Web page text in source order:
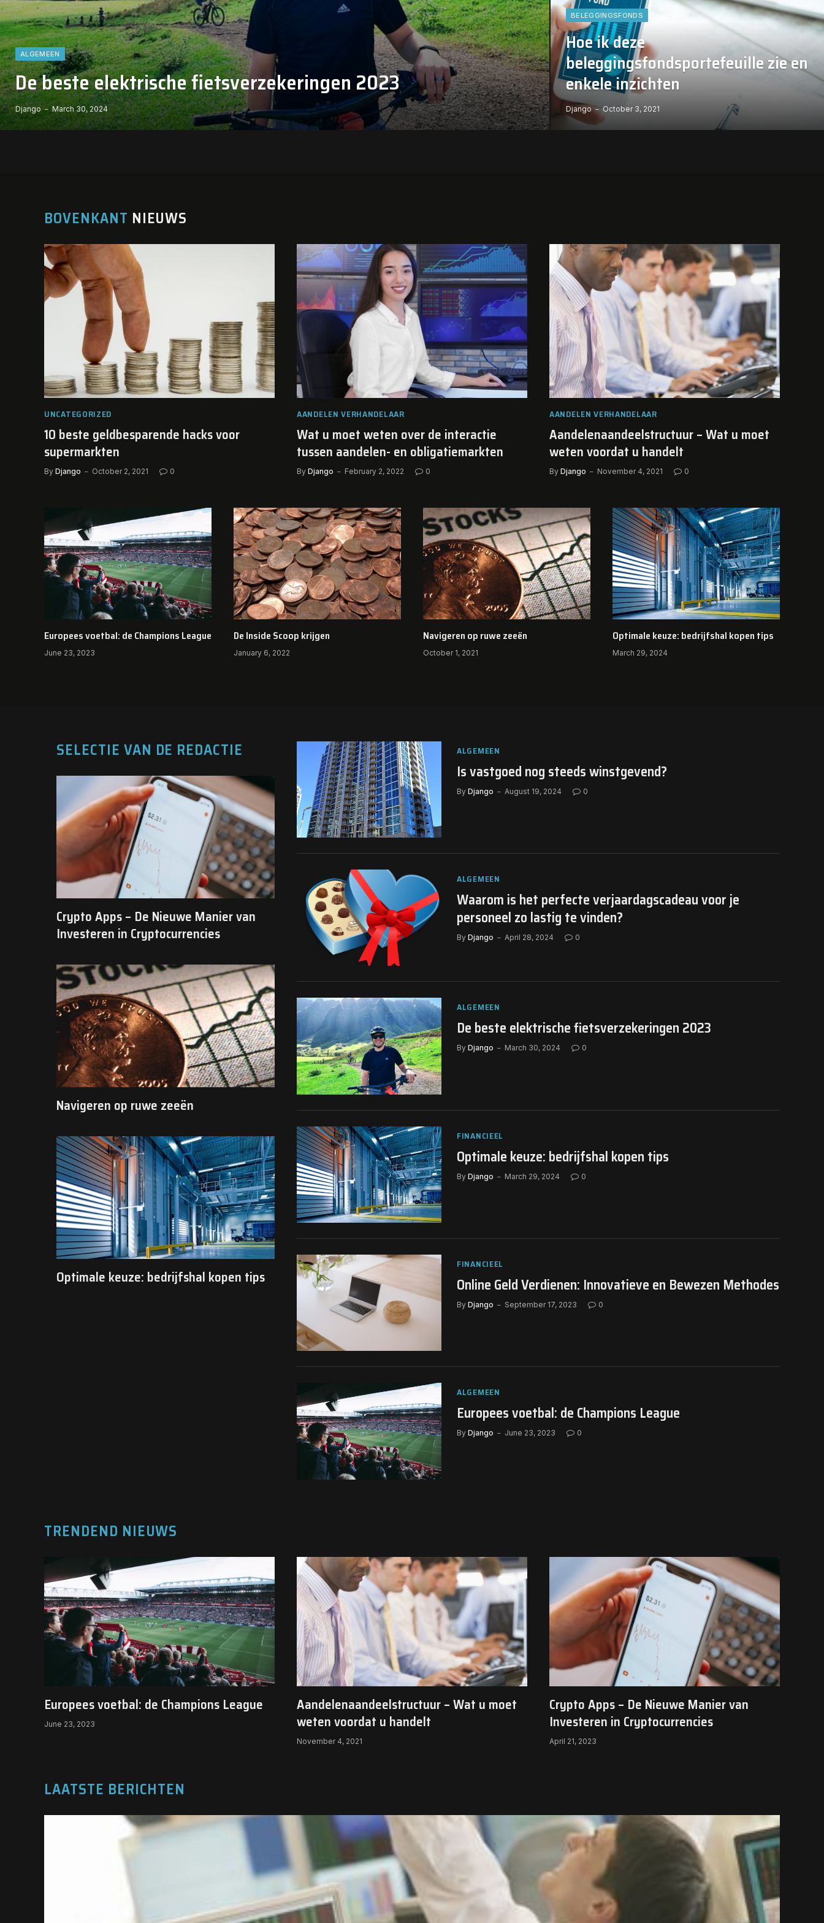
ALGEMEEN
De beste elektrische fietsverzekeringen 2023
Django March 30, 2024
BELEGGINGSFONDS
Hoe ik deze
beleggingsfondsportefeuille zie en
enkele inzichten
Django October 3, 2021
BOVENKANT NIEUWS
UNCATEGORIZED
10 beste geldbesparende hacks voor
supermarkten
By Django October 2, 2021 0
AANDELEN VERHANDELAAR
Wat u moet weten over de interactie
tussen aandelen- en obligatiemarkten
By Django February 2, 2022 0
AANDELEN VERHANDELAAR
Aandelenaandeelstructuur – Wat u moet
weten voordat u handelt
By Django November 4, 2021 0
Europees voetbal: de Champions League
June 23, 2023
De Inside Scoop krijgen
January 6, 2022
Navigeren op ruwe zeeën
October 1, 2021
Optimale keuze: bedrijfshal kopen tips
March 29, 2024
SELECTIE VAN DE REDACTIE
Crypto Apps – De Nieuwe Manier van
Investeren in Cryptocurrencies
Navigeren op ruwe zeeën
Optimale keuze: bedrijfshal kopen tips
ALGEMEEN
Is vastgoed nog steeds winstgevend?
By Django August 19, 2024 0
ALGEMEEN
Waarom is het perfecte verjaardagscadeau voor je
personeel zo lastig te vinden?
By Django April 28, 2024 0
ALGEMEEN
De beste elektrische fietsverzekeringen 2023
By Django March 30, 2024 0
FINANCIEEL
Optimale keuze: bedrijfshal kopen tips
By Django March 29, 2024 0
FINANCIEEL
Online Geld Verdienen: Innovatieve en Bewezen Methodes
By Django September 17, 2023 0
ALGEMEEN
Europees voetbal: de Champions League
By Django June 23, 2023 0
TRENDEND NIEUWS
Europees voetbal: de Champions League
June 23, 2023
Aandelenaandeelstructuur – Wat u moet
weten voordat u handelt
November 4, 2021
Crypto Apps – De Nieuwe Manier van
Investeren in Cryptocurrencies
April 21, 2023
LAATSTE BERICHTEN